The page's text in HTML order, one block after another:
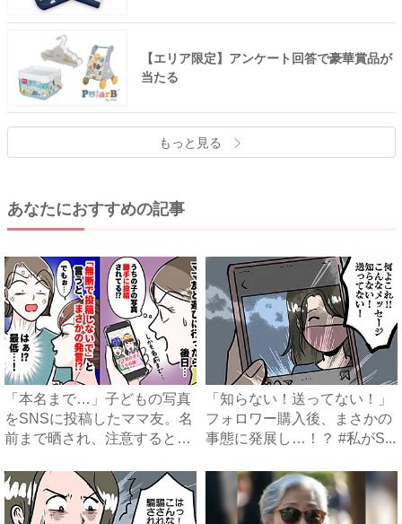
【エリア限定】アンケート回答で豪華賞品が
当たる
もっと見る
あなたにおすすめの記事
「本名まで…」子どもの写真
をSNSに投稿したママ友。名
前まで晒され、注意すると
「知らない！送ってない！」
フォロワー購入後、まさかの
事態に発展し…！？ #私がS...